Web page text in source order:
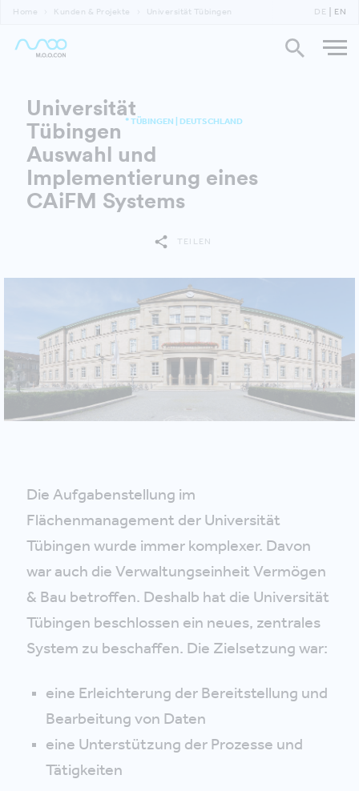
Home Kunden & Projekte Universität Tübingen DE EN
Universität
Tübingen * TÜBINGEN | DEUTSCHLAND
Auswahl und
Implementierung eines
CAiFM Systems
TEILEN
Die Aufgabenstellung im
Flächenmanagement der Universität
Tübingen wurde immer komplexer. Davon
war auch die Verwaltungseinheit Vermögen
& Bau betroffen. Deshalb hat die Universität
Tübingen beschlossen ein neues, zentrales
System zu beschaffen. Die Zielsetzung war:
eine Erleichterung der Bereitstellung und
Bearbeitung von Daten
eine Unterstützung der Prozesse und
Tätigkeiten